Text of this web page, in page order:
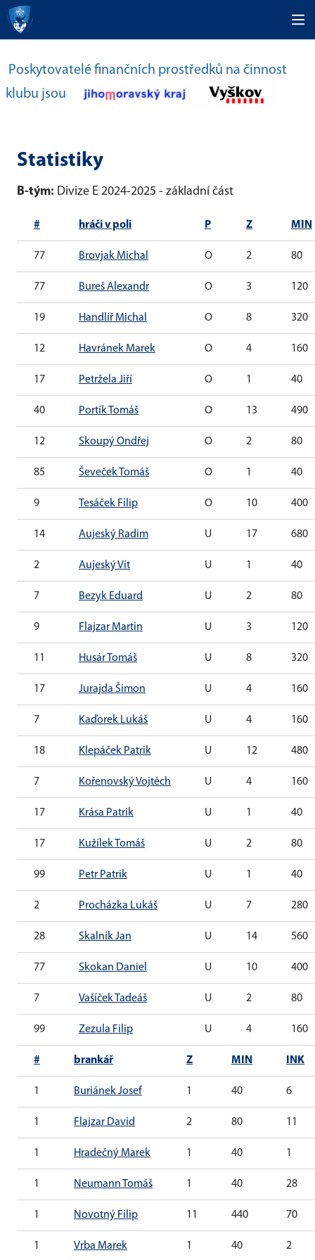
Poskytovatelé finančních prostředků na činnost
klubu jsou
Statistiky
B-tým: Divize E 2024-2025 - základní část
# hráči v poli P Z MIN
77 Brovjak Michal O 2 80
77 Bureš Alexandr O 3 120
19 Handlíř Michal O 8 320
12 Havránek Marek O 4 160
17 Petržela Jiří O 1 40
40 Portík Tomáš O 13 490
12 Skoupý Ondřej O 2 80
85 Ševeček Tomáš O 1 40
9 Tesáček Filip O 10 400
14 Aujeský Radim U 17 680
2 Aujeský Vít U 1 40
7 Bezyk Eduard U 2 80
9 Flajzar Martin U 3 120
11 Husár Tomáš U 8 320
17 Jurajda Šimon U 4 160
7 Kaďorek Lukáš U 4 160
18 Klepáček Patrik U 12 480
7 Kořenovský Vojtěch U 4 160
17 Krása Patrik U 1 40
17 Kužílek Tomáš U 2 80
99 Petr Patrik U 1 40
2 Procházka Lukáš U 7 280
28 Skalník Jan U 14 560
77 Skokan Daniel U 10 400
7 Vašíček Tadeáš U 2 80
99 Zezula Filip U 4 160
# brankář Z MIN INK
1 Buriánek Josef 1 40 6
1 Flajzar David 2 80 11
1 Hradečný Marek 1 40 1
1 Neumann Tomáš 1 40 28
1 Novotný Filip 11 440 70
1 Vrba Marek 1 40 2